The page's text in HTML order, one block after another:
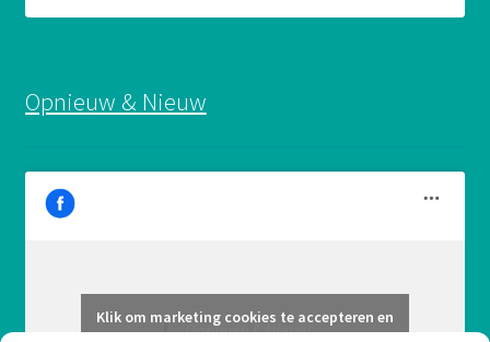
Opnieuw & Nieuw
Opnieuw & Nieuw
Klik om marketing cookies te accepteren en